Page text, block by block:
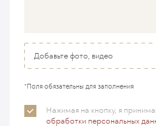
Добавьте фото, видео
*Поля обязательны для заполнения
Нажимая на кнопку, я
обработки персональных